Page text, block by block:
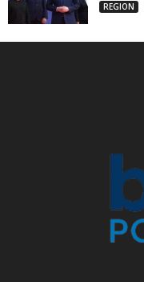
REGION